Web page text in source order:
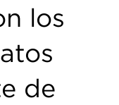
los
de